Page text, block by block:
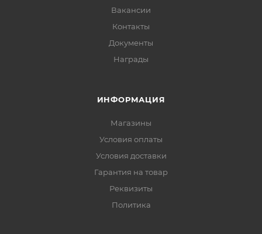
Вакансии
Контакты
Документы
Награды
ИНФОРМАЦИЯ
Магазины
Условия оплаты
Условия доставки
Гарантия на товар
Реквизиты
Политика